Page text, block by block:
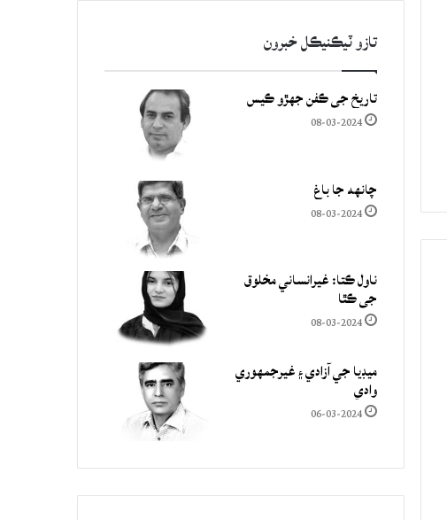
تازو ٽيڪنيڪل خبرون
تاريخ جي ڪفن جھڙو ڪيس
08-03-2024
چانهه جا باغ
08-03-2024
ناول ڪتا: غيرانساني مخلوق
جي ڪٿا
08-03-2024
ميڊيا جي آزادي ۽ غيرجمھوري
وادي
06-03-2024